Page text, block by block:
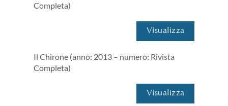
Completa)
Visualizza
Il Chirone (anno: 2013 – numero: Rivista
Completa)
Visualizza